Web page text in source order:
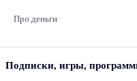
Про деньги
Подписки, игры,